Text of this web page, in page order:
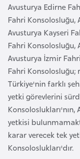
Avusturya Edirne
Fahri Konsolosluğu,
Avusturya Kayseri
Fahri Konsolosluğu,
Avusturya İzmir
Fahri Konsolosluğu;
Türkiye'nin farklı
yetki görevlerini
yetkisi
karar verecek tek
Konsoloslukları'dır.
B
a
n
g
l
a
d
e
ş
B